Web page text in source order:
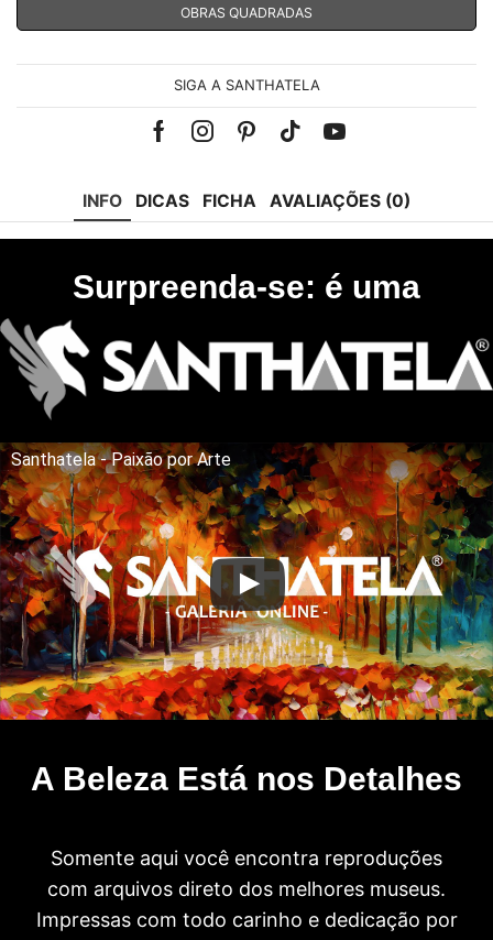
OBRAS QUADRADAS
SIGA A SANTHATELA
Facebook
Instagram
Pinterest
Tik-Youtube
INFO DICAS FICHA AVALIAÇÕES (0)
Surpreenda-se: é uma
Santhatela - Paixão por Arte
A Beleza Está nos Detalhes
Somente aqui você encontra reproduções
com arquivos direto dos melhores museus.
Impressas com todo carinho e dedicação por